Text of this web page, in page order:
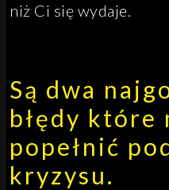
niż Ci się wydaje.
Są dwa
błędy które
popełnić
kryzysu.